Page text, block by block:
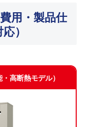
用・製品仕
）
高断熱モデル）